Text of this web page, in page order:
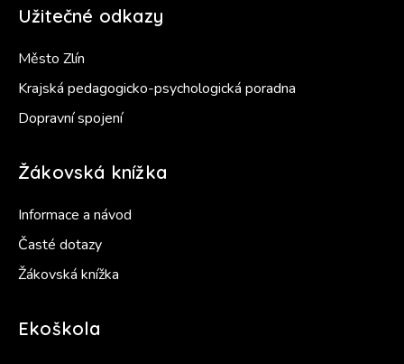
Užitečné odkazy
Město Zlín
Krajská pedagogicko-psychologická poradna
Dopravní spojení
Žákovská knížka
Informace a návod
Časté dotazy
Žákovská knížka
Ekoškola